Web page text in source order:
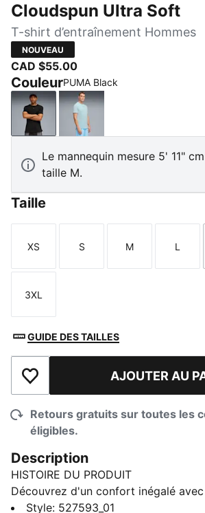
Cloudspun Ultra Soft
T-shirt d’entraînement Hommes
NOUVEAU
CAD $55.00
CouleurPUMA Black
PUMA BlackFresh Water
Le mannequin mesure 5' 11"
taille M.
Taille
Taille
XS
Taille
S
Taille
M
Taille
L
Taille
3XL
GUIDE DES TAILLES
Ajouter à la liste de souhaits
AJOUTER AU
Retours gratuits sur toutes les
éligibles.
Description
HISTOIRE DU PRODUIT
Découvrez d'un confort inégalé avec
Ces morceaux haute performance
Style: 527593_01